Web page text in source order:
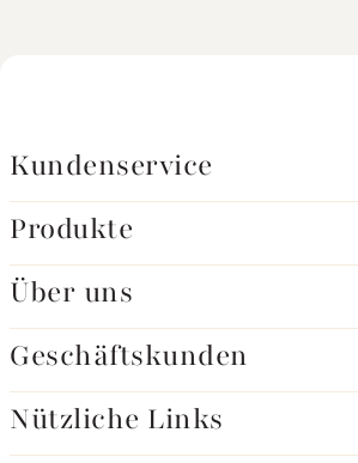
Kundenservice
Produkte
Über uns
Geschäftskunden
Nützliche Links